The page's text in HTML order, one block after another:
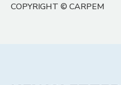
COPYRIGHT © CARPEM